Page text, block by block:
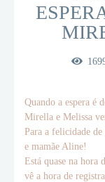
Quando a espera é
Mirella e Melissa
Para a felicidade
e mamãe Aline!
Está quase na hora
vê a hora de